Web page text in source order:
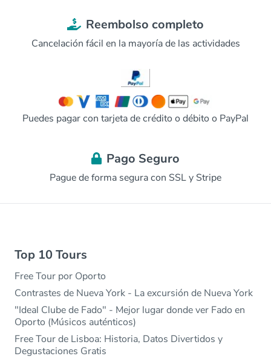
Reembolso completo
Cancelación fácil en la mayoría de las actividades
Puedes pagar con tarjeta de crédito o débito o PayPal
Pago Seguro
Pague de forma segura con SSL y Stripe
Top 10 Tours
Free Tour por Oporto
Contrastes de Nueva York - La excursión de Nueva York
"Ideal Clube de Fado" - Mejor lugar donde ver Fado en
Oporto (Músicos auténticos)
Free Tour de Lisboa: Historia, Datos Divertidos y
Degustaciones Gratis